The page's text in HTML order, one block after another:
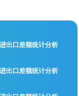
出口差额统计分析
出口差额统计分析